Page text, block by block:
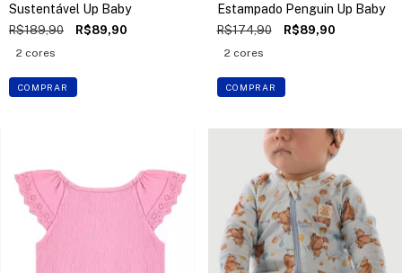
Sustentável Up Baby
R$189,90 R$89,90
2 cores
COMPRAR
Estampado Penguin Up Baby
R$174,90 R$89,90
2 cores
COMPRAR